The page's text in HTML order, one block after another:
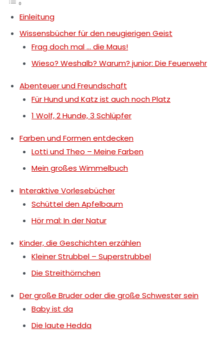
Einleitung
Wissensbücher für den neugierigen Geist
Frag doch mal … die Maus!
Wieso? Weshalb? Warum? junior: Die Feuerwehr
Abenteuer und Freundschaft
Für Hund und Katz ist auch noch Platz
1 Wolf, 2 Hunde, 3 Schlüpfer
Farben und Formen entdecken
Lotti und Theo – Meine Farben
Mein großes Wimmelbuch
Interaktive Vorlesebücher
Schüttel den Apfelbaum
Hör mal: In der Natur
Kinder, die Geschichten erzählen
Kleiner Strubbel – Superstrubbel
Die Streithörnchen
Der große Bruder oder die große Schwester sein
Baby ist da
Die laute Hedda